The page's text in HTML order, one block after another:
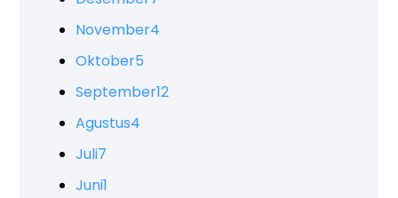
November4
Oktober5
September12
Agustus4
Juli7
Juni1